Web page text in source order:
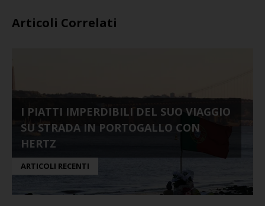
Articoli Correlati
I PIATTI IMPERDIBILI DEL SUO VIAGGIO
SU STRADA IN PORTOGALLO CON
HERTZ
ARTICOLI RECENTI